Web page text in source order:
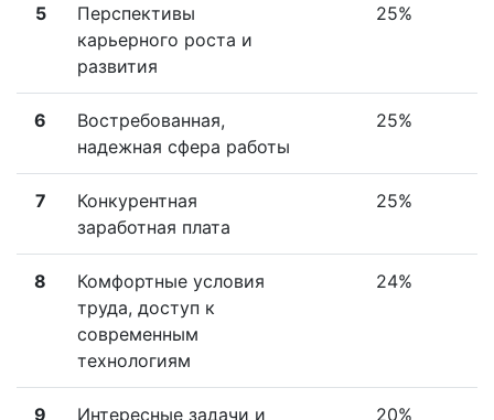
5
Перспективы
карьерного роста и
развития
25%
6
Востребованная,
надежная сфера работы
25%
7
Конкурентная
заработная плата
25%
8
Комфортные условия
труда, доступ к
современным
технологиям
24%
9 Интересные задачи и 20%